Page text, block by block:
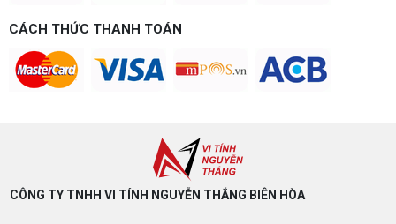
Build PC gaming 20 triệu nên chọn cấu hình nào
chi tiết CPU, VGA, RAM, nguồn theo đúng nhu cầu
chơi game của bạn.
Build PC gaming 15 triệu chơi được game gì? Vi
tính Nguyễn Thắng gợi ý cấu hình esports mượt,
dễ nâng cấp CPU/VGA sau này, tư vấn miễn phí
theo đúng ngân sách.
Build PC Gaming theo ngân sách từ 10
CÁCH THỨC THANH TOÁN
CÔNG TY TNHH VI TÍNH NGUYỄN THẮNG BIÊN HÒA​